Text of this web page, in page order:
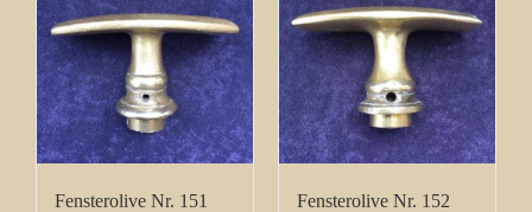
Fensterolive Nr. 151
Fensterolive Nr. 152